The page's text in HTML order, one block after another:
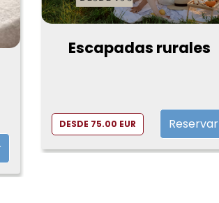
Escapadas rurales
DESDE 75.00 EUR Reservar